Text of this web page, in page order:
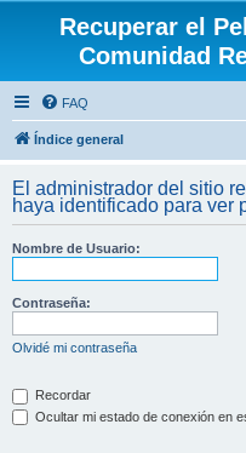
Recuperar el
Comunidad
FAQ
Índice general
El administrador del sitio
haya identificado para ver
Nombre de Usuario:
Contraseña:
Olvidé mi contraseña
Recordar
Ocultar mi estado de conexión en